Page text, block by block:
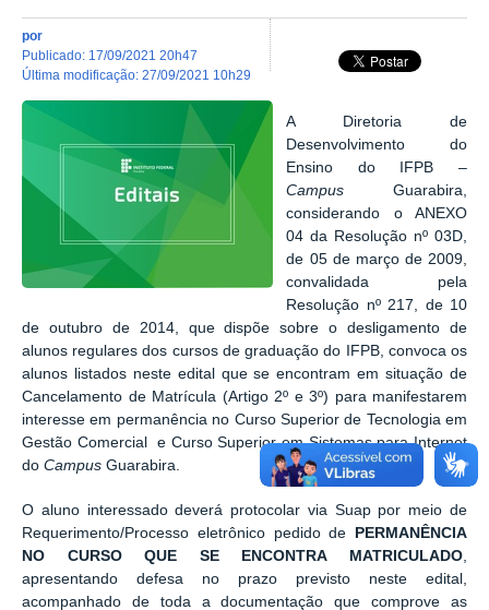
por
publicado: 17/09/2021 20h47
última modificação: 27/09/2021 10h29
A Diretoria de
Desenvolvimento do
Ensino do IFPB –
Campus Guarabira,
considerando o ANEXO
04 da Resolução nº 03D,
de 05 de março de 2009,
convalidada pela
Resolução nº 217, de 10
de outubro de 2014, que dispõe sobre o desligamento de
alunos regulares dos cursos de graduação do IFPB, convoca os
alunos listados neste edital que se encontram em situação de
Cancelamento de Matrícula (Artigo 2º e 3º) para manifestarem
interesse em permanência no Curso Superior de Tecnologia em
Gestão Comercial e Curso Superior em Sistemas para Internet
do Campus Guarabira.
O aluno interessado deverá protocolar via Suap por meio de
Requerimento/Processo eletrônico pedido de
PERMANÊNCIA
NO CURSO QUE SE ENCONTRA MATRICULADO,
apresentando defesa no prazo previsto neste edital,
acompanhado de toda a documentação que comprove as